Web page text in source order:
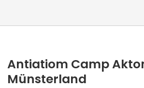
Antiatiom Camp
Münsterland